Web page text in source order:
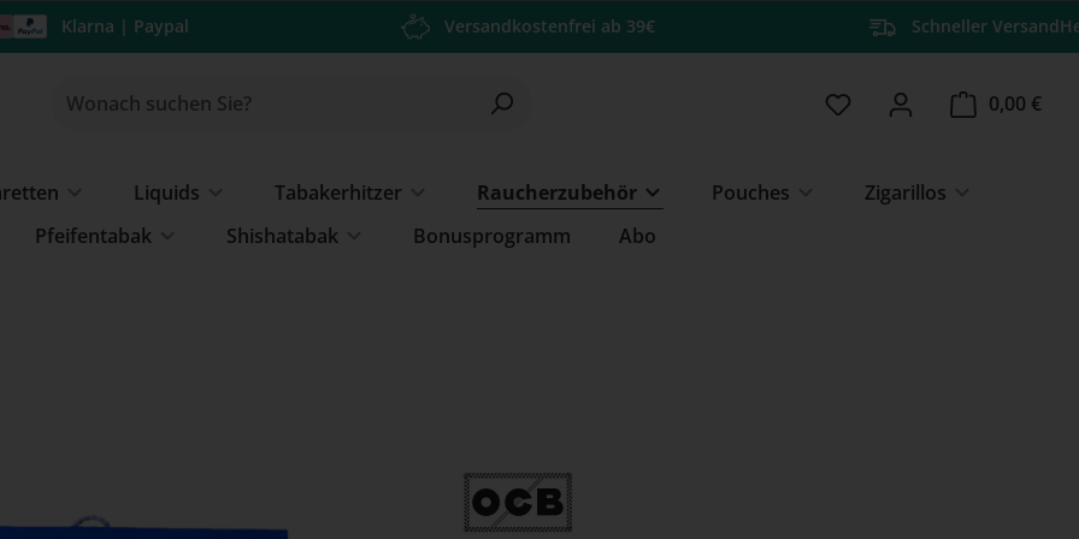
Klarna | Paypal Versandkostenfrei ab 39€ Schneller Versand
Du hast 0 Produkte auf
0,00 €
Liquids Tabakerhitzer Raucherzubehör Pouches
Zigarillos
Pfeifentabak Shishatabak Bonusprogramm Abo